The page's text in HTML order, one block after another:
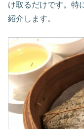
け取るだけです。特
紹介します。